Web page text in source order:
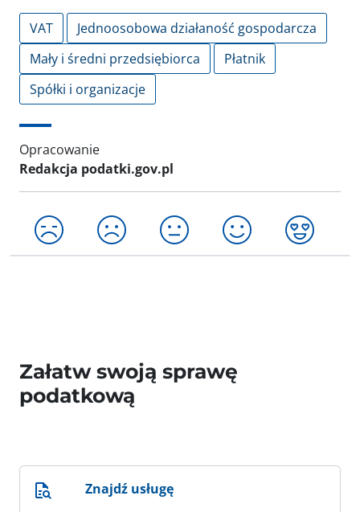
VAT
Jednoosobowa działaność gospodarcza
Mały i średni przedsiębiorca
Płatnik
Spółki i organizacje
Opracowanie
Redakcja podatki.gov.pl
Załatw swoją sprawę
podatkową
Znajdź usługę